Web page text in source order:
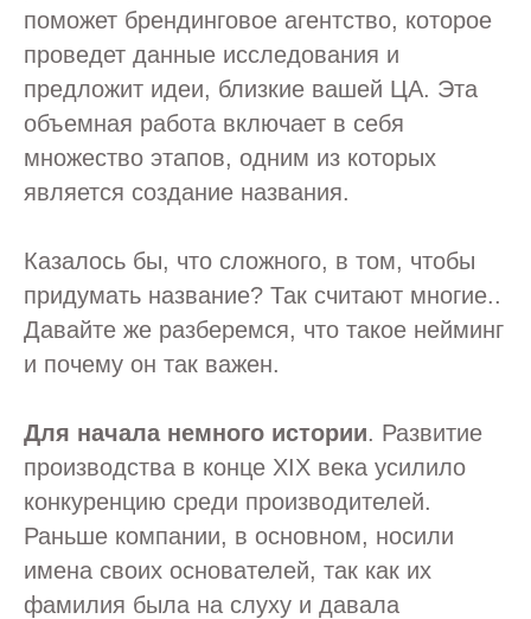
поможет брендинговое агентство, которое
проведет данные исследования и
предложит идеи, близкие вашей ЦА. Эта
объемная работа включает в себя
множество этапов, одним из которых
является создание названия.
Казалось бы, что сложного, в том, чтобы
придумать название? Так считают многие..
Давайте же разберемся, что такое нейминг
и почему он так важен.
Для начала немного истории. Развитие
производства в конце ХIХ века усилило
конкуренцию среди производителей.
Раньше компании, в основном, носили
имена своих основателей, так как их
фамилия была на слуху и давала